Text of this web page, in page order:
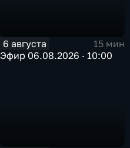
6 августа
15 мин
Эфир 06.08.2026 · 10:00